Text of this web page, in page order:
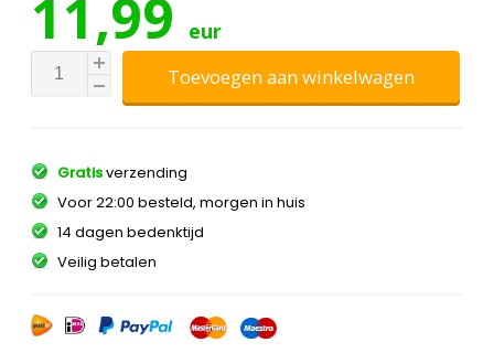
11,99 eur
Toevoegen aan winkelwagen
Gratisverzending
Voor 22:00 besteld, morgen in huis
14 dagen bedenktijd
Veilig betalen